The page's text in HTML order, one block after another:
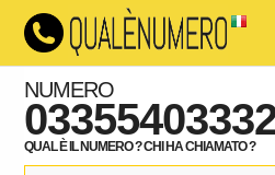
NUMERO
QUAL È IL NUMERO ? CHI HA CHIAMATO ?